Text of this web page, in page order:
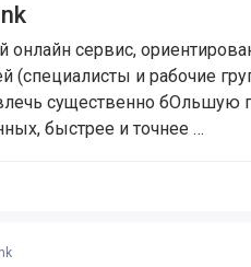
онлайн сервис,
(специалисты и рабочие
существенно бОльшую
быстрее и точнее …